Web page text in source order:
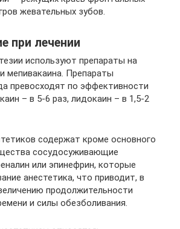
жевательных зубов.
при лечении
используют препараты на
мепивакаина. Препараты
превосходят по эффективности
– в 5-6 раз, лидокаин – в 1,5-2
содержат кроме основного
сосудосуживающие
или эпинефрин, которые
анестетика, что приводит, в
продолжительности
и силы обезболивания.